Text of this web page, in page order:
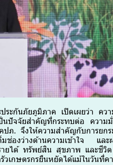
ะกันภัยภูมิภาค เปิดเผยว่า คว
นปัจจัยสำคัญที่กระทบต่อ ความ
ภ. จึงให้ความสำคัญกับการยกร
ช่องว่างด้านความเข้าใจ และ
ายได้ ทรัพย์สิน สุขภาพ และชีวิ
เกษตรกรยืนหยัดได้แม้ในวันที่ค